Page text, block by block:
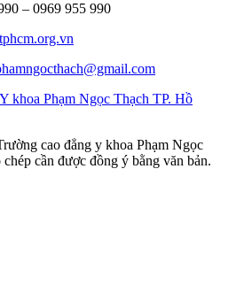
– 0969 955 990
khoa Phạm Ngọc Thạch TP. Hồ
cao đẳng y khoa Phạm Ngọc
cần được đồng ý bằng văn bản.